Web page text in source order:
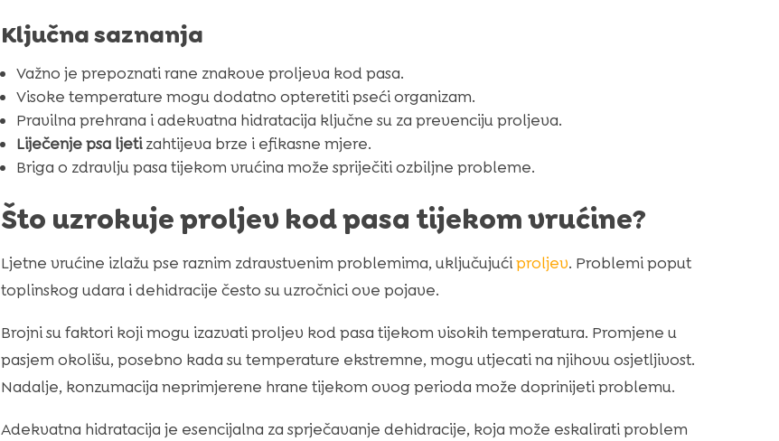
Ključna saznanja
Važno je prepoznati rane znakove proljeva kod pasa.
Visoke temperature mogu dodatno opteretiti pseći organizam.
Pravilna prehrana i adekvatna hidratacija ključne su za prevenciju proljeva.
Liječenje psa ljetizahtijeva brze i efikasne mjere.
Briga o zdravlju pasa tijekom vrućina može spriječiti ozbiljne probleme.
Što uzrokuje proljev kod pasa tijekom vrućine?
Ljetne vrućine izlažu pse raznim zdravstvenim problemima, uključujućiproljev. Problemi poput
toplinskog udara i dehidracije često su uzročnici ove pojave.
Brojni su faktori koji mogu izazvati proljev kod pasa tijekom visokih temperatura. Promjene u
pasjem okolišu, posebno kada su temperature ekstremne, mogu utjecati na njihovu osjetljivost.
Nadalje, konzumacija neprimjerene hrane tijekom ovog perioda može doprinijeti problemu.
Adekvatna hidratacija je esencijalna za sprječavanje dehidracije, koja može eskalirati problem